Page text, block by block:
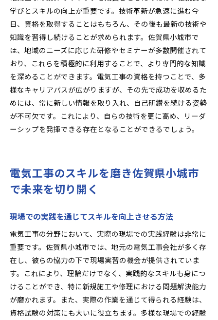
学びとスキルの向上が重要です。技術革新が急速に進む今
日、資格を取得することはもちろん、その後も最新の技術や
知識を習得し続けることが求められます。佐賀県小城市で
は、地域のニーズに応じた研修やセミナーが多数開催されて
おり、これらを積極的に利用することで、より専門的な知識
を深めることができます。電気工事の資格を持つことで、多
様なキャリアパスが広がりますが、その先で成功を収めるた
めには、常に新しい情報を取り入れ、自己研鑽を続ける姿勢
が不可欠です。これにより、自らの技術を更に高め、リーダ
ーシップを発揮できる存在となることができるでしょう。
電気工事のスキルを磨き佐賀県小城市
で未来を切り開く
現場での実践を通じてスキルを向上させる方法
電気工事の分野において、実際の現場での実践経験は非常に
重要です。佐賀県小城市では、地元の電気工事会社が多く存
在し、彼らの協力の下で現場実習の機会が提供されていま
す。これにより、理論だけでなく、実践的なスキルも身につ
けることができ、特に新規施工や修理における問題解決能力
が磨かれます。また、実際の作業を通じて得られる経験は、
資格試験の対策にも大いに役立ちます。多様な現場での経験